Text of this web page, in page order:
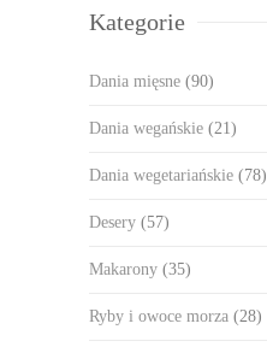
Kategorie
Dania mięsne (90)
Dania wegańskie (21)
Dania wegetariańskie (78)
Desery (57)
Makarony (35)
Ryby i owoce morza (28)